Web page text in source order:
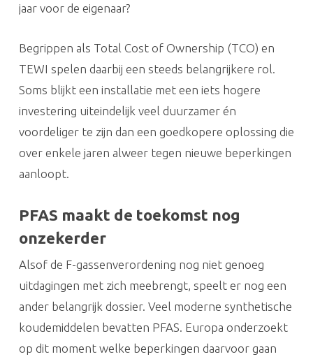
jaar voor de eigenaar?
Begrippen als Total Cost of Ownership (TCO) en
TEWI spelen daarbij een steeds belangrijkere rol.
Soms blijkt een installatie met een iets hogere
investering uiteindelijk veel duurzamer én
voordeliger te zijn dan een goedkopere oplossing die
over enkele jaren alweer tegen nieuwe beperkingen
aanloopt.
PFAS maakt de toekomst nog
onzekerder
Alsof de F-gassenverordening nog niet genoeg
uitdagingen met zich meebrengt, speelt er nog een
ander belangrijk dossier. Veel moderne synthetische
koudemiddelen bevatten PFAS. Europa onderzoekt
op dit moment welke beperkingen daarvoor gaan